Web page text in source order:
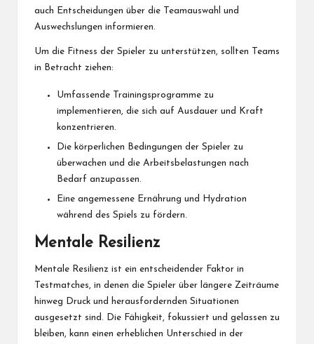
auch Entscheidungen über die Teamauswahl und
Auswechslungen informieren.
Um die Fitness der Spieler zu unterstützen, sollten Teams
in Betracht ziehen:
Umfassende Trainingsprogramme zu
implementieren, die sich auf Ausdauer und Kraft
konzentrieren.
Die körperlichen Bedingungen der Spieler zu
überwachen und die Arbeitsbelastungen nach
Bedarf anzupassen.
Eine angemessene Ernährung und Hydration
während des Spiels zu fördern.
Mentale Resilienz
Mentale Resilienz ist ein entscheidender Faktor in
Testmatches, in denen die Spieler über längere Zeiträume
hinweg Druck und herausfordernden Situationen
ausgesetzt sind. Die Fähigkeit, fokussiert und gelassen zu
bleiben, kann einen erheblichen Unterschied in der